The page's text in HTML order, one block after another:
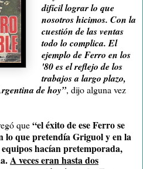
difícil lograr lo que
nosotros hicimos. Con la
cuestión de las ventas
todo lo complica. El
ejemplo de Ferro en los
'80 es el reflejo de los
trabajos a largo plazo,
de hoy”, dijo alguna vez
que“el éxito de ese Ferro se
lo que pretendía Griguol y en la
hacían pretemporada,
A veces eran hasta dos